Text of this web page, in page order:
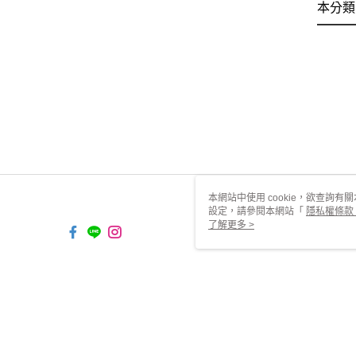
本分
本網站中使用 cookie，欲查詢有
設定，請參閱本網站「 隱私權條款
使用 cookie。
了解更多 >